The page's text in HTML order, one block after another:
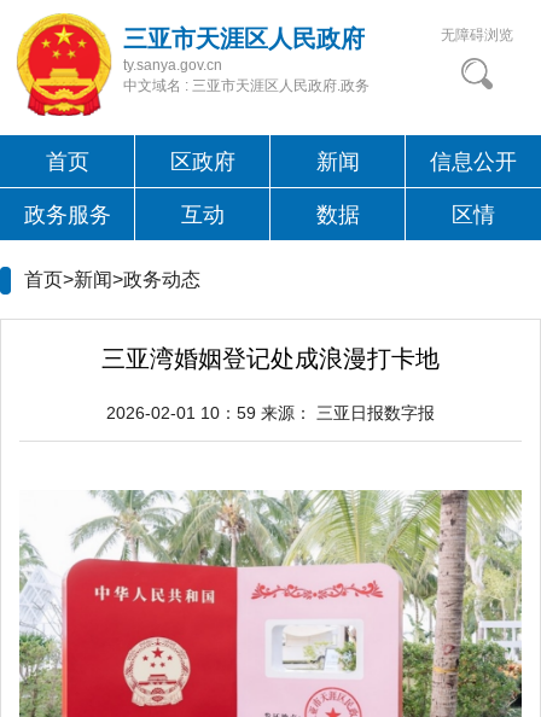
三亚市天涯区人民政府
ty.sanya.gov.cn
中文域名 : 三亚市天涯区人民政府.政务
无障碍浏览
首页 区政府 新闻 信息公开
政务服务 互动 数据 区情
首页>新闻>政务动态
三亚湾婚姻登记处成浪漫打卡地
2026-02-01 10：59 来源： 三亚日报数字报